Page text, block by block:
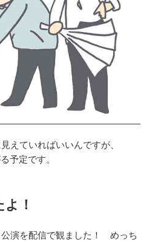
えていればいいんですが、
予定です。
！
公演を配信で観ました！ めっち